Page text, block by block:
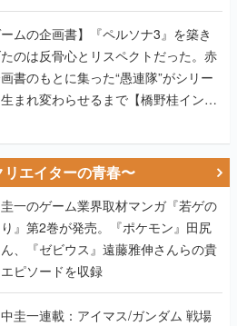
ームの企画書】『ペルソナ3』を築き
たのは反骨心とリスペクトだった。赤
書のもとに集った“愚連隊”がシリー
まれ変わらせるまで【橋野桂インタ
エイターの青春〜
一のゲーム業界取材マンガ『若ゲの
』第2巻が発売。『ポケモン』田尻
、『ゼビウス』遠藤雅伸さんらの貴
ピソードを収録
中圭一連載：アイマス/ガンダム 戦場